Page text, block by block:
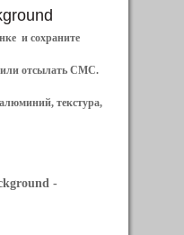
и сохраните
или отсылать СМС.
текстура,
-